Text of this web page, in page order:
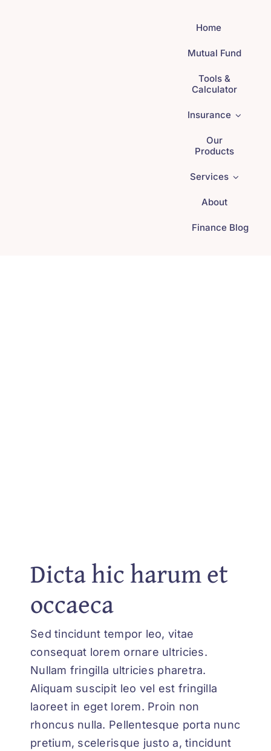
Home
Mutual Fund
Tools &
Calculator
Insurance
Our
Products
Services
About
Finance Blog
Dicta hic harum et
occaeca
Sed tincidunt tempor leo, vitae
consequat lorem ornare ultricies.
Nullam fringilla ultricies pharetra.
Aliquam suscipit leo vel est fringilla
laoreet in eget lorem. Proin non
rhoncus nulla. Pellentesque porta nunc
pretium, scelerisque justo a, tincidunt